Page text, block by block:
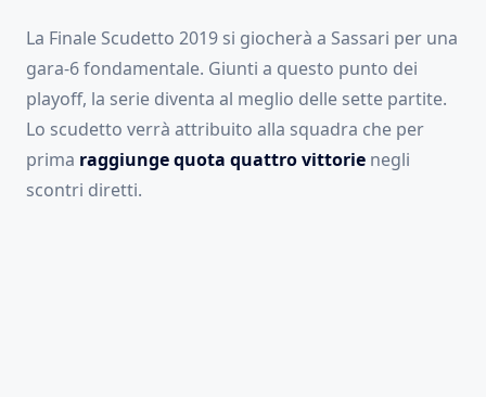
La Finale Scudetto 2019 si giocherà a Sassari per una
gara-6 fondamentale. Giunti a questo punto dei
playoff, la serie diventa al meglio delle sette partite.
Lo scudetto verrà attribuito alla squadra che per
prima raggiunge quota quattro vittorie negli
scontri diretti.